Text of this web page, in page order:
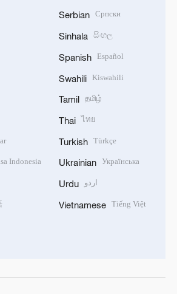
Indonesia
Serbian Српски
Sinhala සිංහල
Spanish Español
Swahili Kiswahili
Tamil தமிழ்
Thai ไทย
Turkish Türkçe
Ukrainian Українська
Urdu اردو
Vietnamese Tiếng Việt